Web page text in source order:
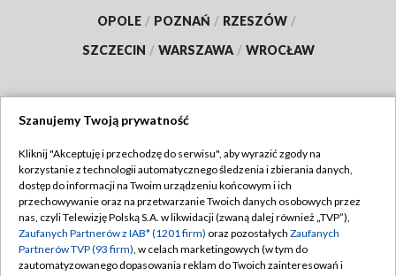
OPOLE / POZNAŃ / RZESZÓW /
SZCZECIN / WARSZAWA / WROCŁAW
TVP
Abonament TVP
Emisja w TVP
Centrum informacji TVP
Regulamin TVP
Polityka prywatności
Moje zgody
Szanujemy Twoją prywatność
Kliknij "Akceptuję i przechodzę do serwisu", aby wyrazić zgody na
korzystanie z technologii automatycznego śledzenia i zbierania danych,
dostęp do informacji na Twoim urządzeniu końcowym i ich
przechowywanie oraz na przetwarzanie Twoich danych osobowych przez
nas, czyli Telewizję Polską S.A. w likwidacji (zwaną dalej również „TVP”),
Zaufanych Partnerów z IAB* (1201 firm) oraz pozostałych Zaufanych
Partnerów TVP (93 firm), w celach marketingowych (w tym do
zautomatyzowanego dopasowania reklam do Twoich zainteresowań i